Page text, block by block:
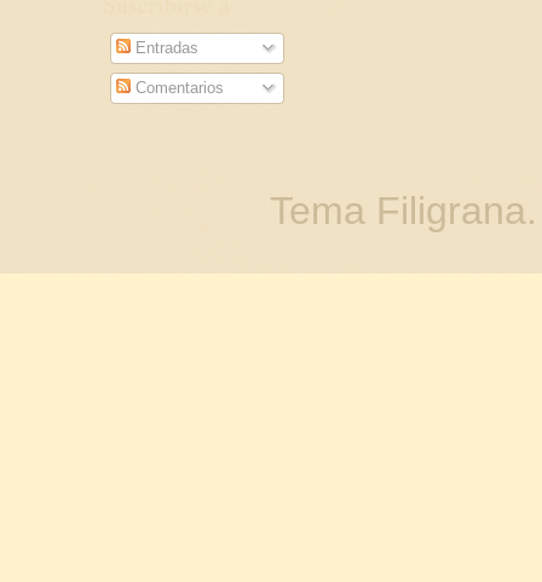
Entradas
Comentarios
Tema